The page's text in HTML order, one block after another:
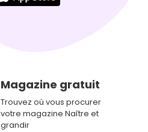
Magazine gratuit
Trouvez où vous procurer
votre magazine Naître et
grandir